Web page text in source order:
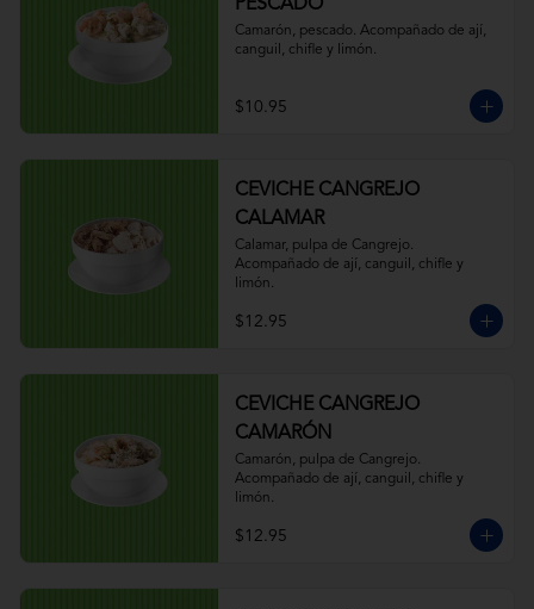
PESCADO
Camarón, pescado. Acompañado de ají,
canguil, chifle y limón.
$10.95
CEVICHE CANGREJO
CALAMAR
Calamar, pulpa de Cangrejo.
Acompañado de ají, canguil, chifle y
limón.
$12.95
CEVICHE CANGREJO
CAMARÓN
Camarón, pulpa de Cangrejo.
Acompañado de ají, canguil, chifle y
limón.
$12.95